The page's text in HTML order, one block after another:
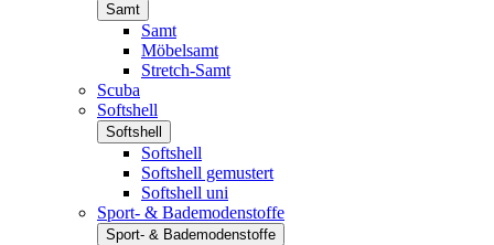
Samt
Samt
Möbelsamt
Stretch-Samt
Scuba
Softshell
Softshell
Softshell
Softshell gemustert
Softshell uni
Sport- & Bademodenstoffe
Sport- & Bademodenstoffe